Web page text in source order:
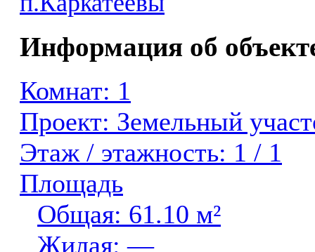
Информация об
Комнат: 1
Проект: Земельный
Этаж / этажность: 1 / 1
Площадь
Общая: 61.10 м²
Жилая: —